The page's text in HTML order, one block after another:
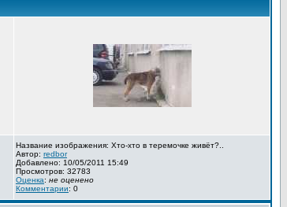
Название изображения: Хто-хто в теремочке живёт?..
Автор: redbor
Добавлено: 10/05/2011 15:49
Просмотров: 32783
Оценка: не оценено
Комментарии: 0